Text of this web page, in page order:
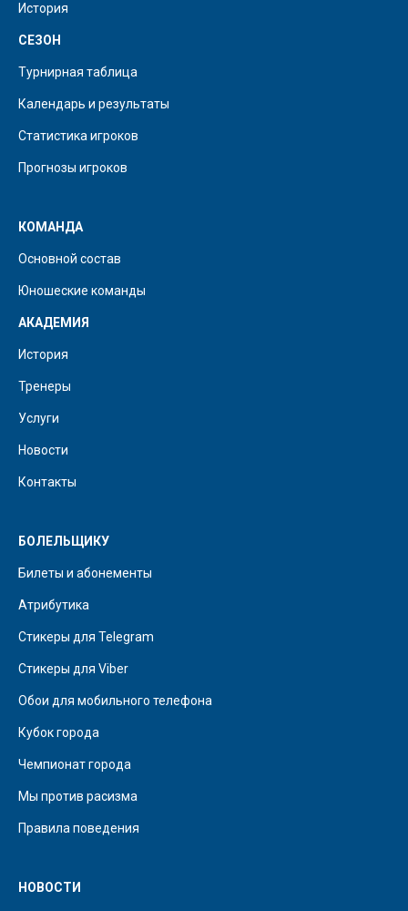
История
СЕЗОН
Турнирная таблица
Календарь и результаты
Статистика игроков
Прогнозы игроков
КОМАНДА
Основной состав
Юношеские команды
АКАДЕМИЯ
История
Тренеры
Услуги
Новости
Контакты
БОЛЕЛЬЩИКУ
Билеты и абонементы
Атрибутика
Стикеры для Telegram
Стикеры для Viber
Обои для мобильного телефона
Кубок города
Чемпионат города
Мы против расизма
Правила поведения
НОВОСТИ